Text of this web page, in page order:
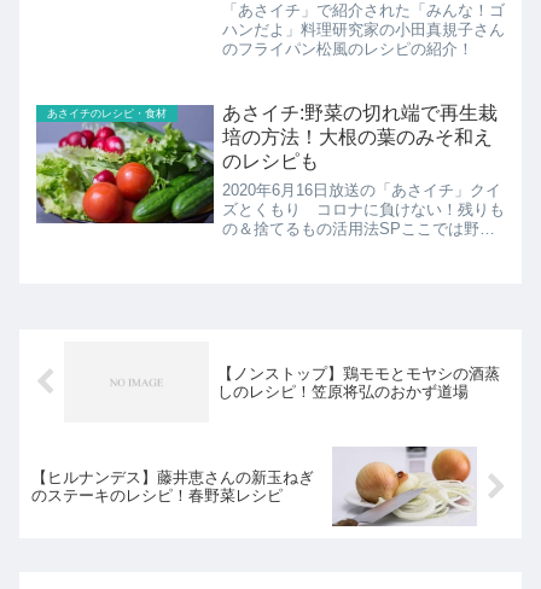
「あさイチ」で紹介された「みんな！ゴ
ハンだよ」料理研究家の小田真規子さん
のフライパン松風のレシピの紹介！
あさイチのレシピ・食材
あさイチ:野菜の切れ端で再生栽
培の方法！大根の葉のみそ和え
のレシピも
2020年6月16日放送の「あさイチ」クイ
ズとくもり コロナに負けない！残りも
の＆捨てるもの活用法SPここでは野菜
【ノンストップ】鶏モモとモヤシの酒蒸
しのレシピ！笠原将弘のおかず道場
【ヒルナンデス】藤井恵さんの新玉ねぎ
のステーキのレシピ！春野菜レシピ